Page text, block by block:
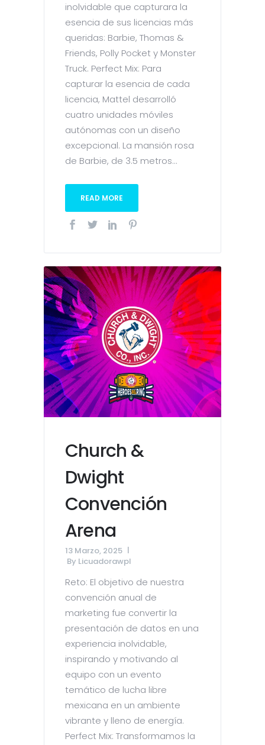
inolvidable que capturara la
esencia de sus licencias más
queridas: Barbie, Thomas &
Friends, Polly Pocket y Monster
Truck. Perfect Mix: Para
capturar la esencia de cada
licencia, Mattel desarrolló
cuatro unidades móviles
autónomas con un diseño
excepcional. La mansión rosa
de Barbie, de 3.5 metros...
READ MORE
Church &
Dwight
Convención
Arena
13 Marzo, 2025
By Licuadorawpl
Reto: El objetivo de nuestra
convención anual de
marketing fue convertir la
presentación de datos en una
experiencia inolvidable,
inspirando y motivando al
equipo con un evento
temático de lucha libre
mexicana en un ambiente
vibrante y lleno de energía.
Perfect Mix: Transformamos la